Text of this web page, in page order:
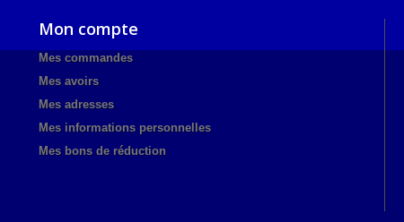
Mon compte
Mes commandes
Mes avoirs
Mes adresses
Mes informations personnelles
Mes bons de réduction